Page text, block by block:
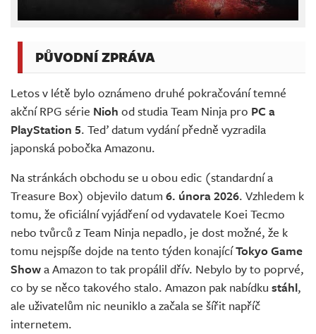
PŮVODNÍ ZPRÁVA
Letos v létě bylo oznámeno druhé pokračování temné
akční RPG série Nioh od studia Team Ninja pro PC a
PlayStation 5. Teď datum vydání předně vyzradila
japonská pobočka Amazonu.
Na stránkách obchodu se u obou edic (standardní a
Treasure Box) objevilo datum 6. února 2026. Vzhledem k
tomu, že oficiální vyjádření od vydavatele Koei Tecmo
nebo tvůrců z Team Ninja nepadlo, je dost možné, že k
tomu nejspíše dojde na tento týden konajícíTokyo Game
Showa Amazon to tak propálil dřív. Nebylo by to poprvé,
co by se něco takového stalo. Amazon pak nabídku stáhl,
ale uživatelům nic neuniklo a začala se šířit napříč
internetem.